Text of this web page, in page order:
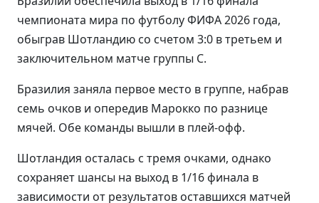
чемпионата мира по футболу ФИФА 2026 года,
обыграв Шотландию со счетом 3:0 в третьем и
заключительном матче группы C.
Бразилия заняла первое место в группе, набрав
семь очков и опередив Марокко по разнице
мячей. Обе команды вышли в плей-офф.
Шотландия осталась с тремя очками, однако
сохраняет шансы на выход в 1/16 финала в
зависимости от результатов оставшихся матчей